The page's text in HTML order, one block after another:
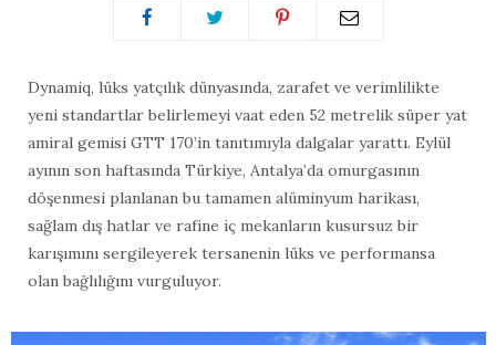
Dynamiq, lüks yatçılık dünyasında, zarafet ve verimlilikte
yeni standartlar belirlemeyi vaat eden 52 metrelik süper yat
amiral gemisi GTT 170’in tanıtımıyla dalgalar yarattı. Eylül
ayının son haftasında Türkiye, Antalya’da omurgasının
döşenmesi planlanan bu tamamen alüminyum harikası,
sağlam dış hatlar ve rafine iç mekanların kusursuz bir
karışımını sergileyerek tersanenin lüks ve performansa
olan bağlılığını vurguluyor.